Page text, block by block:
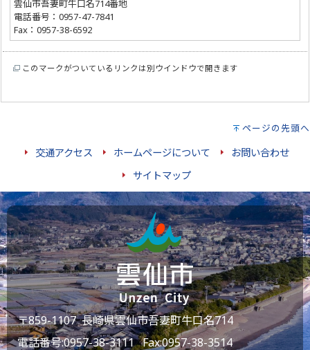
雲仙市吾妻町牛口名714番地
電話番号：0957-47-7841
Fax：0957-38-6592
このマークがついているリンクは別ウインドウで開きます
ページの先頭へ
交通アクセス ホームページについて
お問い合わせ
サイトマップ
〒859-1107 長崎県雲仙市吾妻町牛口名714
電話番号:0957-38-3111Fax:0957-38-3514